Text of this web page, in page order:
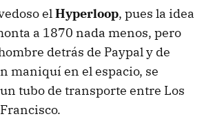
elHyperloop, pues la idea
a 1870 nada menos, pero
detrás de Paypal y de
maniquí en el espacio, se
tubo de transporte entre Los